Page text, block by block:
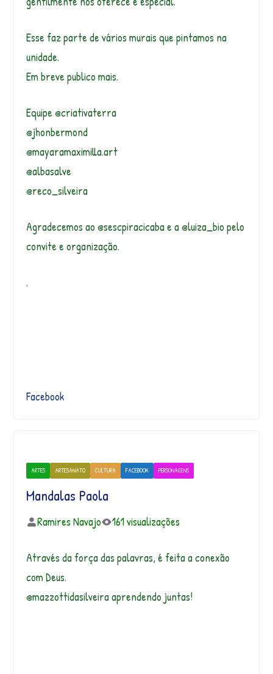
Esse faz parte de vários murais que pintamos na
unidade.
Em breve publico mais.
Equipe @criativaterra
@jhonbermond
@mayaramaximilla.art
@albasalve
@reco_silveira
Agradecemos ao @sescpiracicaba e a @luiza_bio pelo
convite e organização.
.
Facebook
ARTES ARTESANATO CULTURA FACEBOOK PERSONAGENS
Mandalas Paola
Ramires Navajo 161 visualizações
Através da força das palavras, é feita a conexão
com Deus.
@mazzottidasilveira aprendendo juntas!